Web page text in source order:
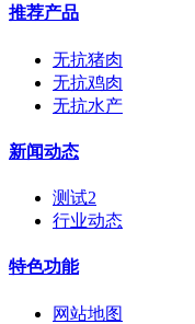
推荐产品
无抗猪肉
无抗鸡肉
无抗水产
新闻动态
测试2
行业动态
特色功能
网站地图